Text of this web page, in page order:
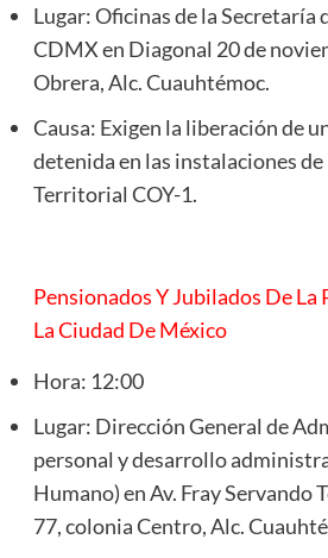
Lugar: Oficinas de la Secretaría
CDMX en Diagonal 20 de
Obrera, Alc. Cuauhtémoc.
Causa: Exigen la liberación de
detenida en las instalaciones
Territorial COY-1.
Pensionados Y Jubilados De
La Ciudad De México
Hora: 12:00
Lugar: Dirección General de
personal y desarrollo
Humano) en Av. Fray Servando
77, colonia Centro, Alc.